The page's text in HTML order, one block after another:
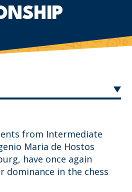
from Intermediate
Maria de Hostos
have once again
dominance in the chess